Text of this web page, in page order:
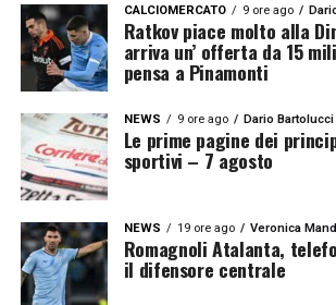
CALCIOMERCATO 9 ore ago
Ratkov piace molto alla
arriva un’ offerta da 15
pensa a Pinamonti
NEWS 9 ore ago Dario Bartolucci
Le prime pagine dei
sportivi – 7 agosto
NEWS 19 ore ago Veronica
Romagnoli Atalanta,
il difensore centrale